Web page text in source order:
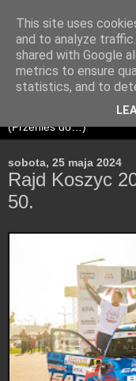
sobota, 25 maja 2024
Rajd Koszyc
50.
This site uses
and to analyze
shared with Google
metrics to ensure
statistics, and to